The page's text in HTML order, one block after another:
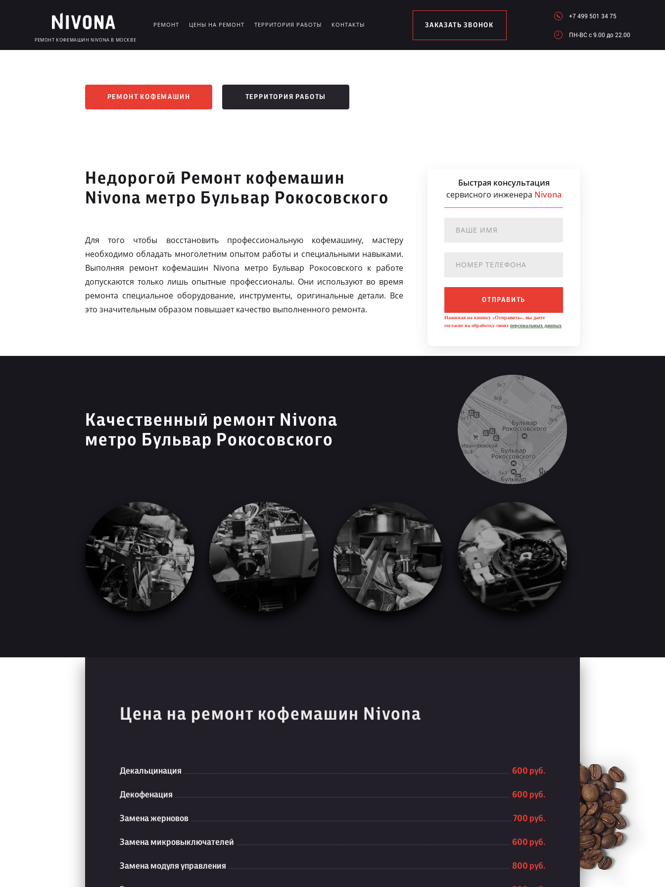
РЕМОНТ КОФЕМАШИН NIVONA В МОСКВЕ
РЕМОНТ ЦЕНЫ НА РЕМОНТ ТЕРРИТОРИЯ РАБОТЫ КОНТАКТЫ ЗАКАЗАТЬ ЗВОНОК
+7 499 501 34 75
ПН-ВC c 9.00 до 22.00
РЕМОНТ КОФЕМАШИН ТЕРРИТОРИЯ РАБОТЫ
Недорогой Ремонт кофемашин
Nivona метро Бульвар Рокосовского
Для того чтобы восстановить профессиональную кофемашину, мастеру
необходимо обладать многолетним опытом работы и специальными навыками.
Выполняя ремонт кофемашин Nivona метро Бульвар Рокосовского к работе
допускаются только лишь опытные профессионалы. Они используют во время
ремонта специальное оборудование, инструменты, оригинальные детали. Все
это значительным образом повышает качество выполненного ремонта.
Быстрая консультация
сервисного инженера Nivona
ОТПРАВИТЬ
Нажимая на кнопку «Отправить», вы даете
согласие на обработку своих персональных данных
Качественный ремонт Nivona
метро Бульвар Рокосовского
Цена на ремонт кофемашин Nivona
Декальцинация 600 руб.
Декофенация 600 руб.
Замена жерновов 700 руб.
Замена микровыключателей 600 руб.
Замена модуля управления 800 руб.